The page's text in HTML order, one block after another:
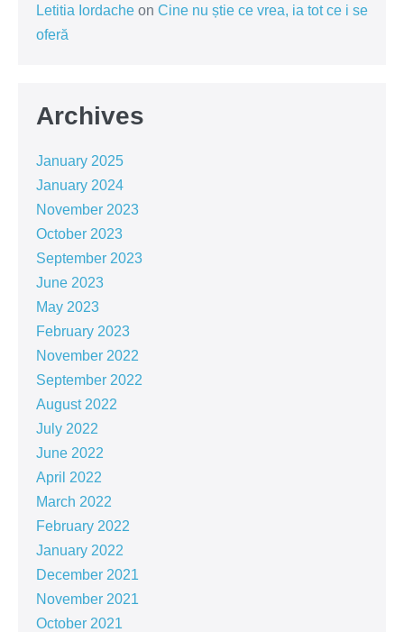
Letitia Iordache on Cine nu știe ce vrea, ia tot ce i se
oferă
Archives
January 2025
January 2024
November 2023
October 2023
September 2023
June 2023
May 2023
February 2023
November 2022
September 2022
August 2022
July 2022
June 2022
April 2022
March 2022
February 2022
January 2022
December 2021
November 2021
October 2021